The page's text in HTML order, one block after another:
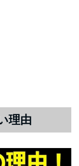
理由